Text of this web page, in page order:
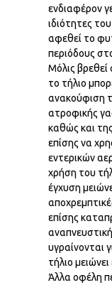
ενδιαφέρον
ιδιότητες
αφεθεί το
περιόδους
Μόλις
το τήλιο
ανακούφιση
ατροφικής
καθώς και
επίσης να
εντερικών
χρήση του
έγχυση
επίσης
υγραίνονται
τήλιο
Άλλα οφέλη